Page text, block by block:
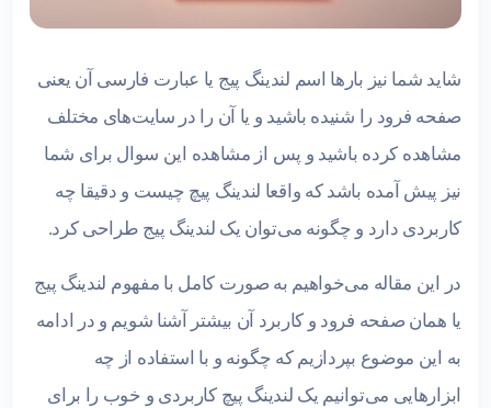
شاید شما نیز بارها اسم لندینگ پیج یا عبارت فارسی آن یعنی
صفحه فرود را شنیده باشید و یا آن را در سایت‌های مختلف
مشاهده کرده باشید و پس از مشاهده این سوال برای شما
نیز پیش آمده باشد که واقعا لندینگ پیچ چیست و دقیقا چه
کاربردی دارد و چگونه می‌توان یک لندینگ پیج طراحی کرد.
در این مقاله می‌خواهیم به صورت کامل با مفهوم لندینگ پیج
یا همان صفحه فرود و کاربرد آن بیشتر آشنا شویم و در ادامه
به این موضوع بپردازیم که چگونه و با استفاده از چه
ابزارهایی می‌توانیم یک لندینگ پیچ کاربردی و خوب را برای